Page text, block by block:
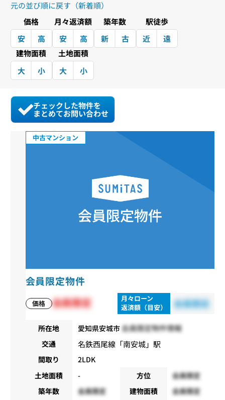
元の並び順に戻す（新着順）
価格
安
高
月々返済額
安
高
築年数
新
古
駅徒歩
近
遠
建物面積
大
小
土地面積
大
小
チェックした物件を
まとめてお問い合わせ
中古マンション
会員限定物件
価格 会員限定
月々ローン
返済額（目安）
会員限定
所在地 愛知県安城市会員限定物件情報
交通 名鉄西尾線 「南安城」駅
間取り
2LDK
土地面積
- 方位
会員限定
築年数
会員限定 建物面積
会員限定